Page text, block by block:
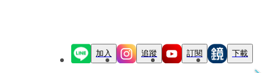
加入 追蹤 訂閱 下載